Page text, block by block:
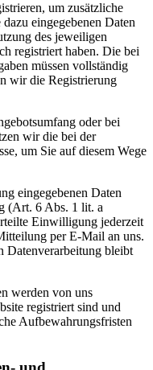
um zusätzliche
eingegebenen Daten
des jeweiligen
registriert haben. Die bei
müssen vollständig
wir die Registrierung
oder bei
wir die bei der
um Sie auf diesem Wege
eingegebenen Daten
(Art. 6 Abs. 1 lit. a
Einwilligung jederzeit
per E-Mail an uns.
Datenverarbeitung bleibt
werden von uns
registriert sind und
Aufbewahrungsfristen